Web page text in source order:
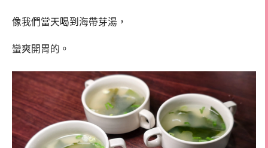
像我們當天喝到海帶芽湯，
蠻爽開胃的。